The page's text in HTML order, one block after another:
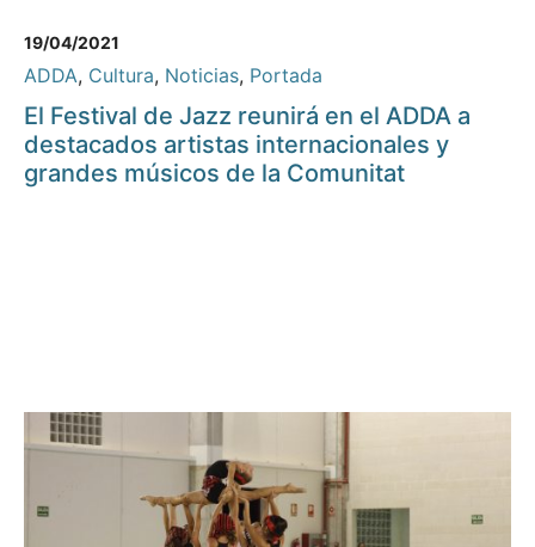
19/04/2021
ADDA, Cultura, Noticias, Portada
El Festival de Jazz reunirá en el ADDA a
destacados artistas internacionales y
grandes músicos de la Comunitat